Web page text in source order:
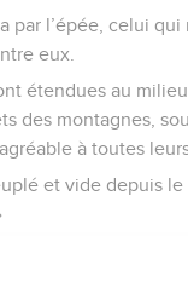
l’épée, celui qui
eux.
étendues au
des montagnes,
à toutes
et vide depuis le